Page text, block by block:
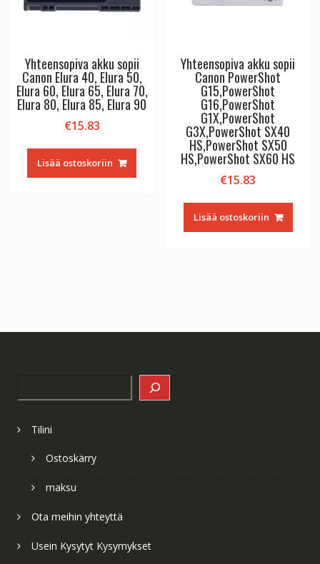
Yhteensopiva akku sopii
Canon Elura 40, Elura 50,
Elura 60, Elura 65, Elura 70,
Elura 80, Elura 85, Elura 90
€15.83
Lisää ostoskoriin
Yhteensopiva akku sopii
Canon PowerShot
G15,PowerShot
G16,PowerShot
G1X,PowerShot
G3X,PowerShot SX40
HS,PowerShot SX50
HS,PowerShot SX60 HS
€15.83
Lisää ostoskoriin
Tilini
Ostoskärry
maksu
Ota meihin yhteyttä
Usein Kysytyt Kysymykset